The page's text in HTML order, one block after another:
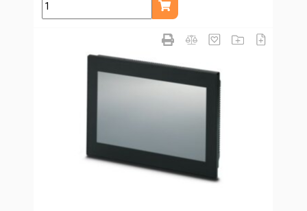
ks
Přidat do košíku